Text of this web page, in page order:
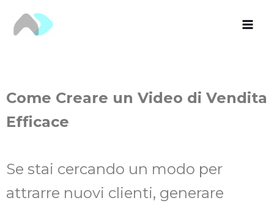
Come Creare un Video di Vendita
Efficace
Se stai cercando un modo per
attrarre nuovi clienti, generare